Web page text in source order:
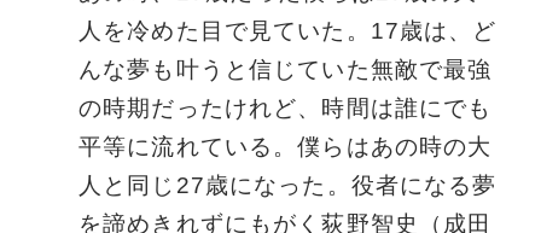
人を冷めた目で見ていた。17歳は、ど
んな夢も叶うと信じていた無敵で最強
の時期だったけれど、時間は誰にでも
平等に流れている。僕らはあの時の大
人と同じ27歳になった。役者になる夢
を諦めきれずにもがく荻野智史（成田